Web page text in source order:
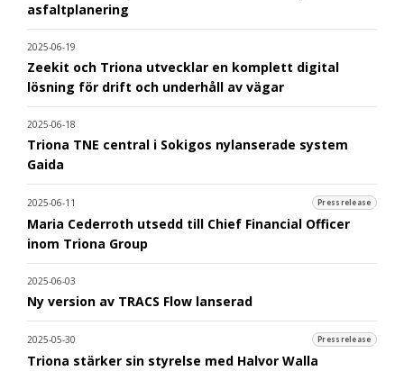
asfaltplanering
2025-06-19
Zeekit och Triona utvecklar en komplett digital
lösning för drift och underhåll av vägar
2025-06-18
Triona TNE central i Sokigos nylanserade system
Gaida
2025-06-11 Pressrelease
Maria Cederroth utsedd till Chief Financial Officer
inom Triona Group
2025-06-03
Ny version av TRACS Flow lanserad
2025-05-30 Pressrelease
Triona stärker sin styrelse med Halvor Walla